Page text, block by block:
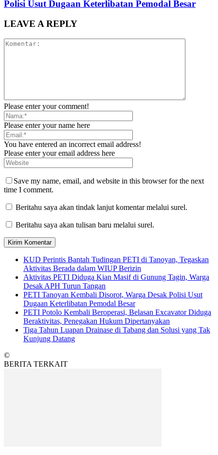
Polisi Usut Dugaan Keterlibatan Pemodal Besar
LEAVE A REPLY
Please enter your comment!
Please enter your name here
You have entered an incorrect email address!
Please enter your email address here
Save my name, email, and website in this browser for the next
time I comment.
Beritahu saya akan tindak lanjut komentar melalui surel.
Beritahu saya akan tulisan baru melalui surel.
KUD Perintis Bantah Tudingan PETI di Tanoyan, Tegaskan
Aktivitas Berada dalam WIUP Berizin
Aktivitas PETI Diduga Kian Masif di Gunung Tagin, Warga
Desak APH Turun Tangan
PETI Tanoyan Kembali Disorot, Warga Desak Polisi Usut
Dugaan Keterlibatan Pemodal Besar
PETI Potolo Kembali Beroperasi, Belasan Excavator Diduga
Beraktivitas, Penegakan Hukum Dipertanyakan
Tiga Tahun Luapan Drainase di Tabang dan Solusi yang Tak
Kunjung Datang
©
BERITA TERKAIT